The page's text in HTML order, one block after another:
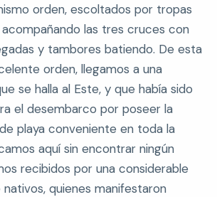
orden, escoltados por tropas
las tres cruces con
y tambores batiendo. De esta
orden, llegamos a una
se halla al Este, y que había sido
el desembarco por poseer la
playa conveniente en toda la
aquí sin encontrar ningún
recibidos por una considerable
quienes manifestaron